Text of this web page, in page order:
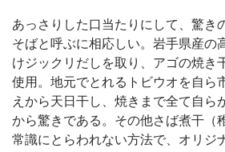
あっさりした口当たりにして、驚き
そばと呼ぶに相応しい。岩手県産の
けジックリだしを取り、アゴの焼き
使用。地元でとれるトビウオを自ら
えから天日干し、焼きまで全て自ら
から驚きである。その他さば煮干（
常識にとらわれない方法で、オリジ